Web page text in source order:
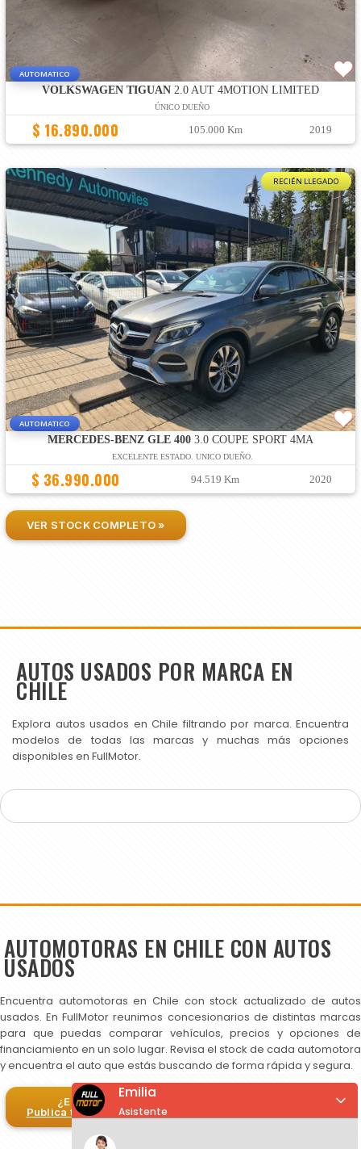
AUTOMATICO
VOLKSWAGEN TIGUAN2.0 AUT 4MOTION LIMITED
ÚNICO DUEÑO
$ 16.890.000 105.000 Km 2019
RECIÉN LLEGADO
AUTOMATICO
MERCEDES-BENZ GLE 4003.0 COUPE SPORT 4MA
EXCELENTE ESTADO. UNICO DUEÑO.
$ 36.990.000 94.519 Km 2020
VER STOCK COMPLETO »
AUTOS USADOS POR MARCA EN
CHILE
Explora autos usados en Chile filtrando por marca. Encuentra
modelos de todas las marcas y muchas más opciones
disponibles en FullMotor.
AUTOMOTORAS EN CHILE CON AUTOS
USADOS
Encuentra automotoras en Chile con stock actualizado de autos
usados. En FullMotor reunimos concesionarios de distintas marcas
para que puedas comparar vehículos, precios y opciones de
financiamiento en un solo lugar. Revisa el stock de cada automotora
y encuentra el auto que estás buscando de forma rápida y segura.
¿Eres automotora?
Publica tus autos en FullMotor
Emilia
Asistente